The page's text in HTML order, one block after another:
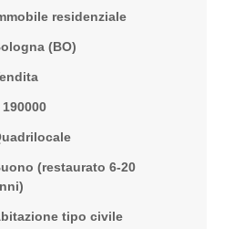
residenziale
(BO)
190000
(restaurato 6-20
tipo civile